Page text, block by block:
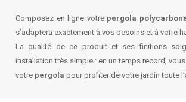
Composez en ligne votre pergola
s’adaptera exactement à vos besoins et à votre
La qualité de ce produit et ses finitions
installation très simple : en un temps record,
votre pergola pour profiter de votre jardin toute